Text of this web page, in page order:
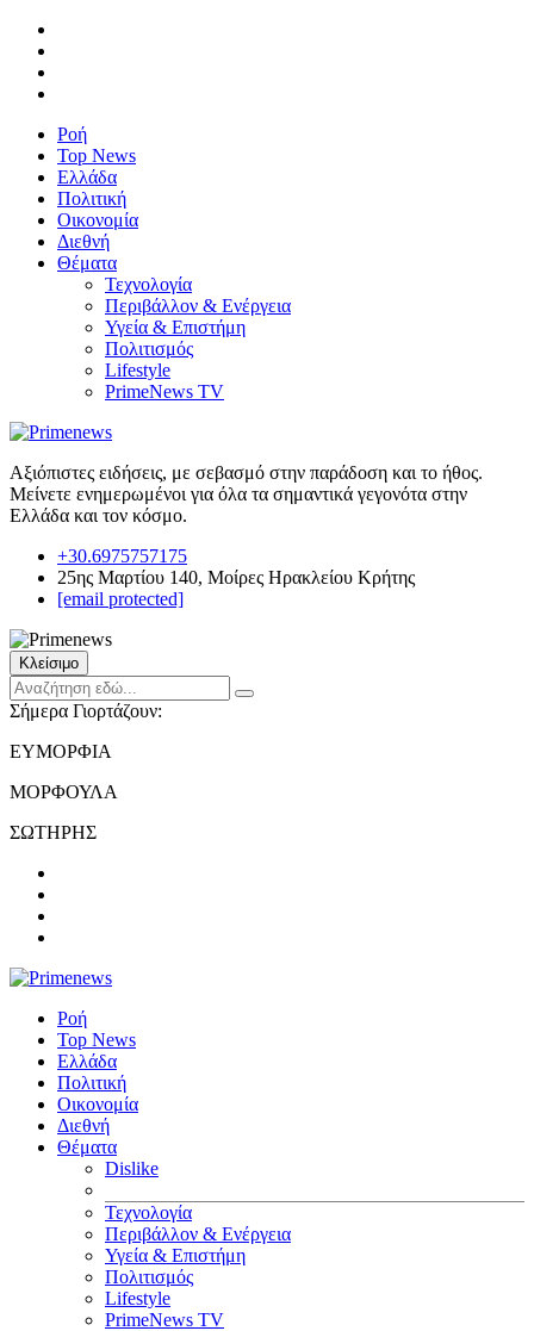
Ροή
Top News
Ελλάδα
Πολιτική
Οικονομία
Διεθνή
Θέματα
Τεχνολογία
Περιβάλλον & Ενέργεια
Υγεία & Επιστήμη
Πολιτισμός
Lifestyle
PrimeNews TV
Αξιόπιστες ειδήσεις, με σεβασμό στην παράδοση και το ήθος.
Μείνετε ενημερωμένοι για όλα τα σημαντικά γεγονότα στην
Ελλάδα και τον κόσμο.
+30.6975757175
25ης Μαρτίου 140, Μοίρες Ηρακλείου Κρήτης
[email protected]
Κλείσιμο
Σήμερα Γιορτάζουν:
ΕΥΜΟΡΦΙΑ
ΜΟΡΦΟΥΛΑ
ΣΩΤΗΡΗΣ
Ροή
Top News
Ελλάδα
Πολιτική
Οικονομία
Διεθνή
Θέματα
Dislike
Τεχνολογία
Περιβάλλον & Ενέργεια
Υγεία & Επιστήμη
Πολιτισμός
Lifestyle
PrimeNews TV